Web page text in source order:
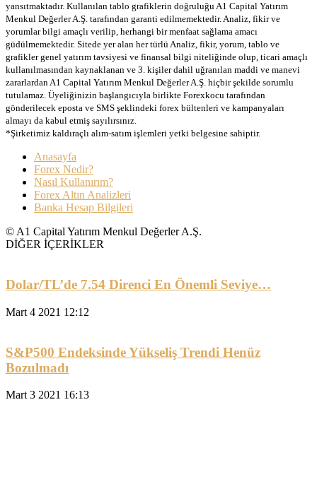
yansıtmaktadır. Kullanılan tablo grafiklerin doğruluğu A1 Capital Yatırım
Menkul Değerler A.Ş. tarafından garanti edilmemektedir. Analiz, fikir ve
yorumlar bilgi amaçlı verilip, herhangi bir menfaat sağlama amacı
güdülmemektedir. Sitede yer alan her türlü Analiz, fikir, yorum, tablo ve
grafikler genel yatırım tavsiyesi ve finansal bilgi niteliğinde olup, ticari amaçlı
kullanılmasından kaynaklanan ve 3. kişiler dahil uğranılan maddi ve manevi
zararlardan A1 Capital Yatırım Menkul Değerler A.Ş. hiçbir şekilde sorumlu
tutulamaz. Üyeliğinizin başlangıcıyla birlikte Forexkocu tarafından
gönderilecek eposta ve SMS şeklindeki forex bültenleri ve kampanyaları
almayı da kabul etmiş sayılırsınız.
*Şirketimiz kaldıraçlı alım-satım işlemleri yetki belgesine sahiptir.
Anasayfa
Forex Nedir?
Nasıl Kullanırım?
Forex Altın Analizleri
Banka Hesap Bilgileri
© A1 Capital Yatırım Menkul Değerler A.Ş.
DİĞER İÇERİKLER
Dolar/TL’de 7.54 Direnci En Önemli Seviye…
Mart 4 2021 12:12
S&P500 Endeksinde Yükseliş Trendi Henüz
Bozulmadı
Mart 3 2021 16:13